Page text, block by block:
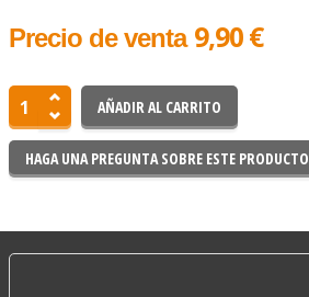
Precio de venta 9,90 €
HAGA UNA PREGUNTA SOBRE ESTE PRODUCTO